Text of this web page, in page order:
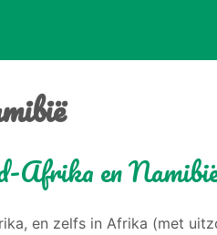
Afrika en
en zelfs in Afrika (met